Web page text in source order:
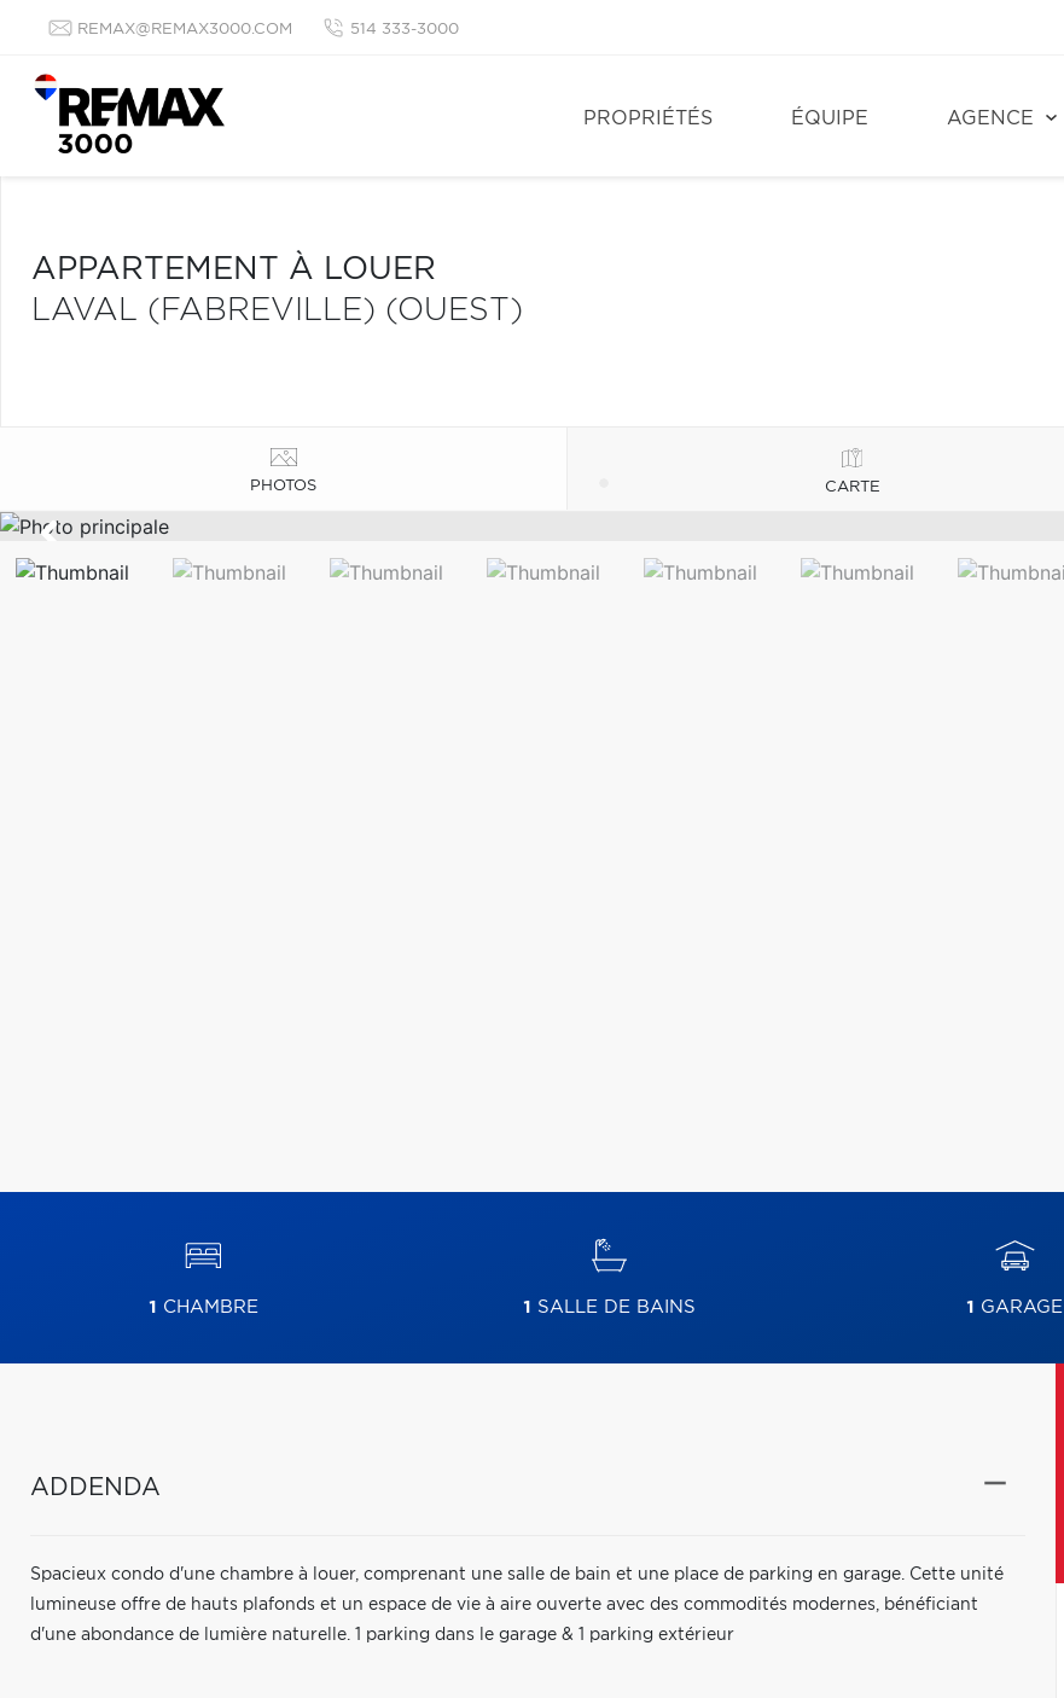
REMAX@REMAX3000.COM 514 333-3000
PROPRIÉTÉS ÉQUIPE AGENCE
APPARTEMENT À LOUER
LAVAL (FABREVILLE) (OUEST)
PHOTOS CARTE
1 CHAMBRE 1 SALLE DE BAINS 1 GARAGE
ADDENDA
Spacieux condo d'une chambre à louer, comprenant une salle de bain et une place de parking en garage. Cette unité
lumineuse offre de hauts plafonds et un espace de vie à aire ouverte avec des commodités modernes, bénéficiant
d'une abondance de lumière naturelle. 1 parking dans le garage & 1 parking extérieur